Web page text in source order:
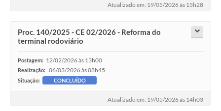
Atualizado em: 19/05/2026 às 15h28
Proc. 140/2025 - CE 02/2026 - Reforma do
terminal rodoviário
Postagem: 12/02/2026 às 13h00
Realização: 06/03/2026 às 08h45
Situação: CONCLUÍDO
Atualizado em: 19/05/2026 às 14h03